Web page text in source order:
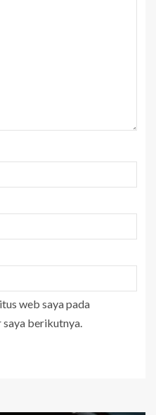
web saya pada
berikutnya.